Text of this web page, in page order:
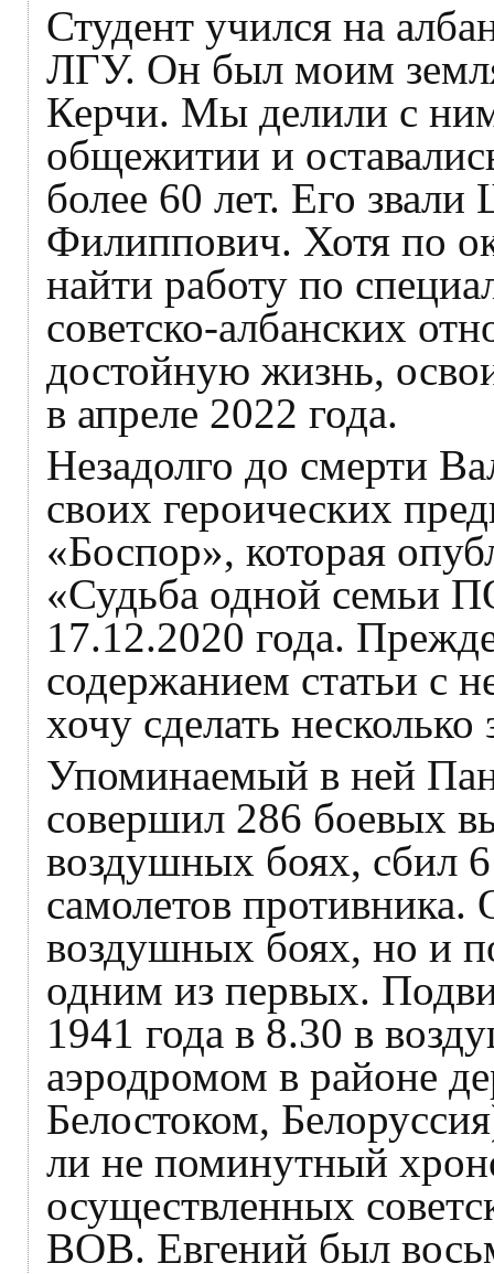
Студент учился на
ЛГУ. Он был моим
Керчи. Мы делили с
общежитии и
более 60 лет. Его
Филиппович. Хотя по
найти работу по
советско-албанских
достойную жизнь,
в апреле 2022 года.
Незадолго до смерти
своих героических
«Боспор», которая
«Судьба одной
17.12.2020 года.
содержанием статьи с
хочу сделать
Упоминаемый в ней
совершил 286 боевых
воздушных боях, сбил
самолетов противника.
воздушных боях, но и
одним из первых.
1941 года в 8.30 в
аэродромом в районе
Белостоком,
ли не поминутный
осуществленных
ВОВ. Евгений был